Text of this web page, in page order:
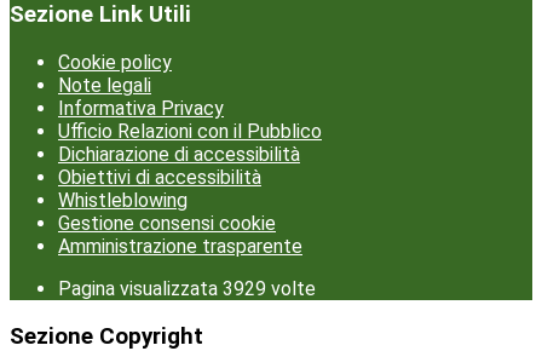
Sezione Link Utili
Cookie policy
Note legali
Informativa Privacy
Ufficio Relazioni con il Pubblico
Dichiarazione di accessibilità
Obiettivi di accessibilità
Whistleblowing
Gestione consensi cookie
Amministrazione trasparente
Pagina visualizzata 3929 volte
Sezione Copyright